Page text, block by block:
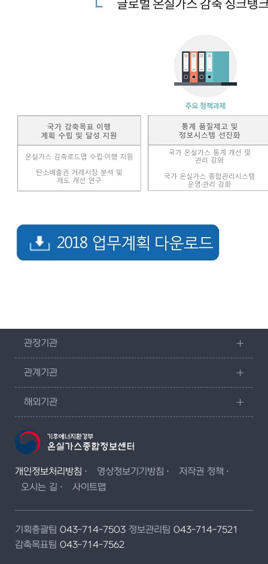
관장기관
관계기관
해외기관
개인정보처리방침 영상정보기기방침
저작권 정책
오시는 길
사이트맵
기획총괄팀 043-714-7503 정보관리팀 043-714-7521
감축목표팀 043-714-7562